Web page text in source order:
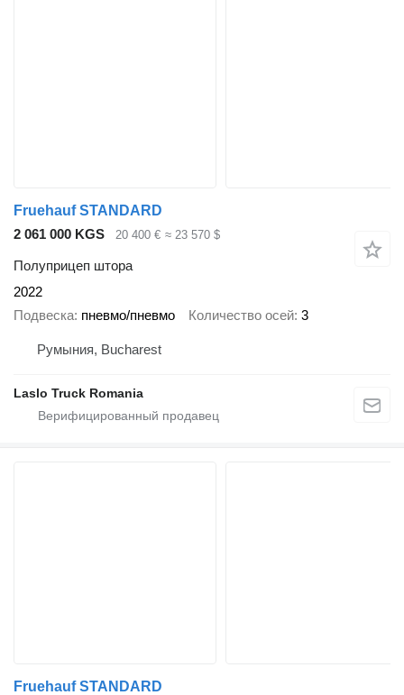
Fruehauf STANDARD
2 061 000 KGS
20 400 € ≈ 23 570 $
Полуприцеп штора
2022
Подвеска пневмо/пневмо Количество осей 3
Румыния, Bucharest
Laslo Truck Romania
Fruehauf STANDARD